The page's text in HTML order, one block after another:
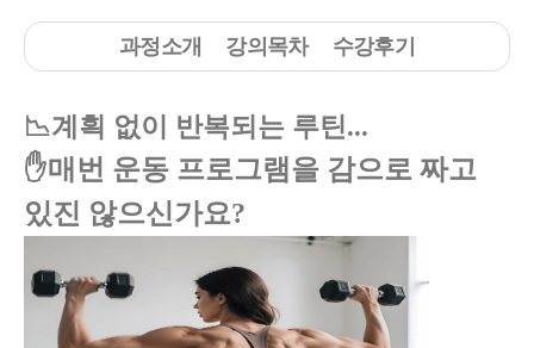
과정소개 강의목차 수강후기
📉계획 없이 반복되는 루틴...
✋매번 운동 프로그램을 감으로 짜고
있진 않으신가요?